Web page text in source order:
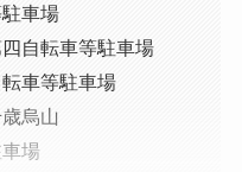
車場
自転車等駐車場
車等駐車場
烏山
場